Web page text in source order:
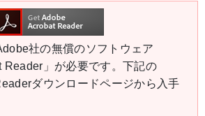
社の無償のソフトウェア
Reader」が必要です。下記の
ダウンロードページから入手